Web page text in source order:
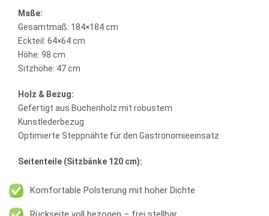
Maße:
Gesamtmaß: 184×184 cm
Eckteil: 64×64 cm
Höhe: 98 cm
Sitzhöhe: 47 cm
Holz & Bezug:
Gefertigt aus Buchenholz mit robustem
Kunstlederbezug
Optimierte Steppnähte für den Gastronomieeinsatz
Seitenteile (Sitzbänke 120 cm):
Komfortable Polsterung mit hoher Dichte